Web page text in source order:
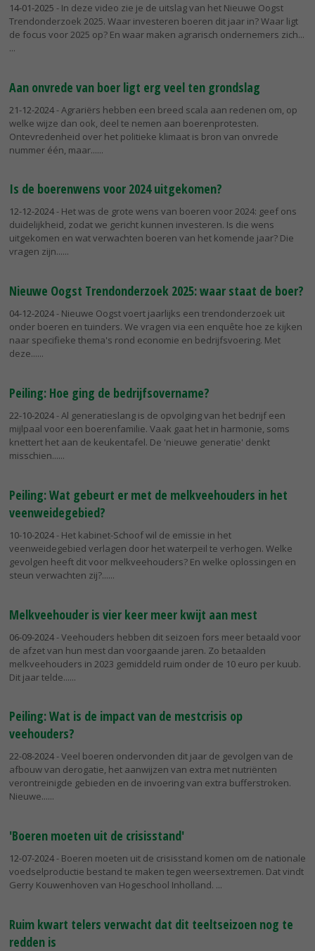
14-01-2025 - In deze video zie je de uitslag van het Nieuwe Oogst
Trendonderzoek 2025. Waar investeren boeren dit jaar in? Waar ligt
de focus voor 2025 op? En waar maken agrarisch ondernemers zich...
Aan onvrede van boer ligt erg veel ten grondslag
21-12-2024- Agrariërs hebben een breed scala aan redenen om, op
welke wijze dan ook, deel te nemen aan boerenprotesten.
Ontevredenheid over het politieke klimaat is bron van onvrede
nummer één, maar...
Is de boerenwens voor 2024 uitgekomen?
12-12-2024- Het was de grote wens van boeren voor 2024: geef ons
duidelijkheid, zodat we gericht kunnen investeren. Is die wens
uitgekomen en wat verwachten boeren van het komende jaar? Die
vragen zijn...
Nieuwe Oogst Trendonderzoek 2025: waar staat de boer?
04-12-2024- Nieuwe Oogst voert jaarlijks een trendonderzoek uit
onder boeren en tuinders. We vragen via een enquête hoe ze kijken
naar specifieke thema's rond economie en bedrijfsvoering. Met
deze...
Peiling: Hoe ging de bedrijfsovername?
22-10-2024- Al generatieslang is de opvolging van het bedrijf een
mijlpaal voor een boerenfamilie. Vaak gaat het in harmonie, soms
knettert het aan de keukentafel. De 'nieuwe generatie' denkt
misschien...
Peiling: Wat gebeurt er met de melkveehouders in het
veenweidegebied?
10-10-2024- Het kabinet-Schoof wil de emissie in het
veenweidegebied verlagen door het waterpeil te verhogen. Welke
gevolgen heeft dit voor melkveehouders? En welke oplossingen en
steun verwachten zij?...
Melkveehouder is vier keer meer kwijt aan mest
06-09-2024- Veehouders hebben dit seizoen fors meer betaald voor
de afzet van hun mest dan voorgaande jaren. Zo betaalden
melkveehouders in 2023 gemiddeld ruim onder de 10 euro per kuub.
Dit jaar telde...
Peiling: Wat is de impact van de mestcrisis op
veehouders?
22-08-2024- Veel boeren ondervonden dit jaar de gevolgen van de
afbouw van derogatie, het aanwijzen van extra met nutriënten
verontreinigde gebieden en de invoering van extra bufferstroken.
Nieuwe...
'Boeren moeten uit de crisisstand'
12-07-2024- Boeren moeten uit de crisisstand komen om de nationale
voedselproductie bestand te maken tegen weersextremen. Dat vindt
Gerry Kouwenhoven van Hogeschool Inholland.
Ruim kwart telers verwacht dat dit teeltseizoen nog te
redden is